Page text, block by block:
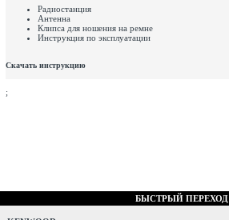
Радиостанция
Антенна
Клипса для ношения на ремне
Инструкция по эксплуатации
Скачать инструкцию
;
БЫСТРЫЙ ПЕРЕХОД